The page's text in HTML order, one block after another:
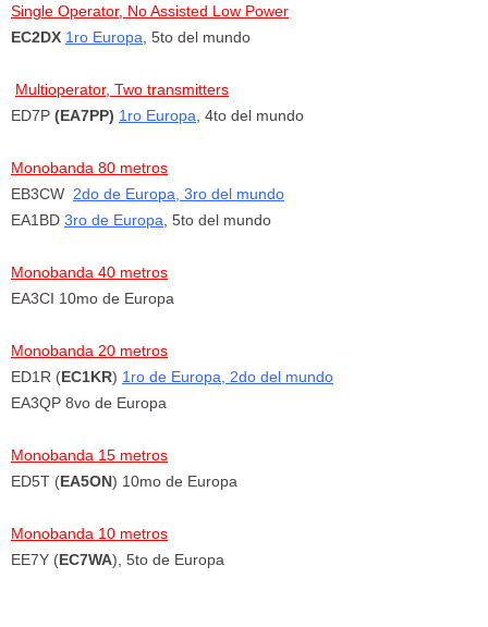
Single Operator, No Assisted Low Power
EC2DX 1ro Europa , 5to del mundo
Multioperator, Two transmitters
ED7P (EA7PP) 1ro Europa , 4to del mundo
Monobanda 80 metros
EB3CW 2do de Europa, 3ro del mundo
EA1BD 3ro de Europa , 5to del mundo
Monobanda 40 metros
EA3CI 10mo de Europa
Monobanda 20 metros
ED1R (EC1KR) 1ro de Europa, 2do del mundo
EA3QP 8vo de Europa
Monobanda 15 metros
ED5T (EA5ON) 10mo de Europa
Monobanda 10 metros
EE7Y (EC7WA), 5to de Europa